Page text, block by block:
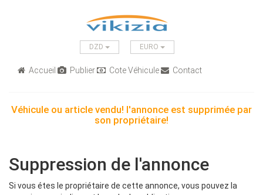
DZD EURO
Accueil Publier Cote Véhicule Contact
Véhicule ou article vendu! l'annonce est supprimée par
son propriétaire!
Suppression de l'annonce
Si vous étes le propriétaire de cette annonce, vous pouvez la